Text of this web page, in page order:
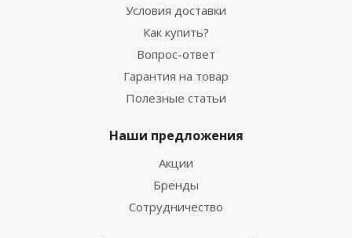
Условия доставки
Как купить?
Вопрос-ответ
Гарантия на товар
Полезные статьи
Наши предложения
Акции
Бренды
Сотрудничество